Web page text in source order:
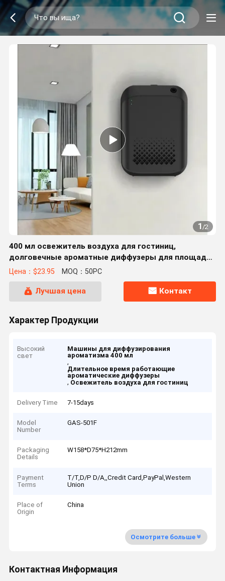
1/2
400 мл освежитель воздуха для гостиниц,
долговечные ароматные диффузеры для площади
300-1000 квадратных футов
Цена：$23.95 MOQ：50PC
Лучшая цена Контакт
Характер Продукции
Высокий
свет
Машины для диффузирования
ароматизма 400 мл
,
Длительное время работающие
ароматические диффузеры
, Освежитель воздуха для гостиниц
Delivery Time 7-15days
Model
Number
GAS-501F
Packaging
Details
W158*D75*H212mm
Payment
Terms
T/T,D/P D/A,,Credit Card,PayPal,Western
Union
Place of
Origin
China
Осмотрите больше
Контактная Информация